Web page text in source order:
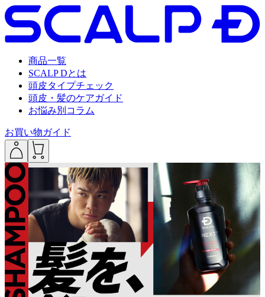
商品一覧
SCALP Dとは
頭皮タイプチェック
頭皮・髪のケアガイド
お悩み別コラム
お買い物ガイド
___